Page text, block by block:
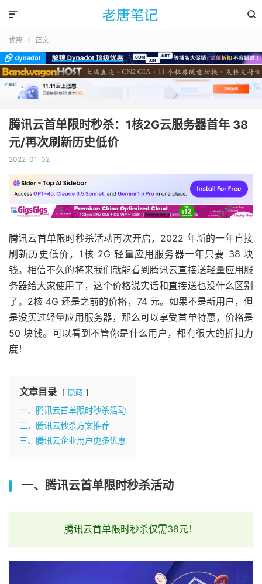


优惠  正文
腾讯云首单限时秒杀：1核2G云服务器首年 38
元/再次刷新历史低价
2022-01-02
腾讯云首单限时秒杀活动再次开启，2022 年新的一年直接
刷新历史低价，1核 2G 轻量应用服务器一年只要 38 块
钱。相信不久的将来我们就能看到腾讯云直接送轻量应用服
务器给大家使用了，这个价格说实话和直接送也没什么区别
了。2核 4G 还是之前的价格，74 元。如果不是新用户，但
是没买过轻量应用服务器，那么可以享受首单特惠，价格是
50 块钱。可以看到不管你是什么用户，都有很大的折扣力
度！
文章目录 隐藏
一、腾讯云首单限时秒杀活动
二、腾讯云秒杀方案推荐
三、腾讯云企业用户更多优惠
一、腾讯云首单限时秒杀活动
腾讯云首单限时秒杀仅需38元！